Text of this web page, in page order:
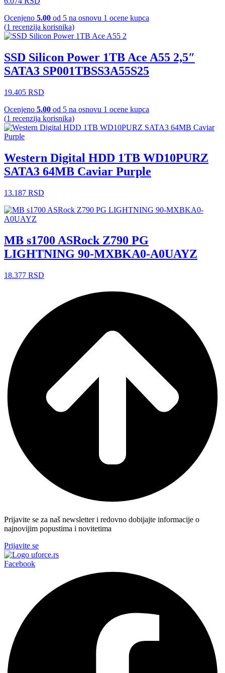
Ocenjeno 5.00 od 5 na osnovu 1 ocene kupca
(1 recenzija korisnika)
SSD Silicon Power 1TB Ace A55 2,5″
SATA3 SP001TBSS3A55S25
19.405 RSD
Ocenjeno 5.00 od 5 na osnovu 1 ocene kupca
(1 recenzija korisnika)
Western Digital HDD 1TB WD10PURZ
SATA3 64MB Caviar Purple
13.187 RSD
MB s1700 ASRock Z790 PG
LIGHTNING 90-MXBKA0-A0UAYZ
18.377 RSD
Prijavite se za naš newsletter i redovno dobijajte informacije o
najnovijim popustima i novitetima
Prijavite se
Facebook